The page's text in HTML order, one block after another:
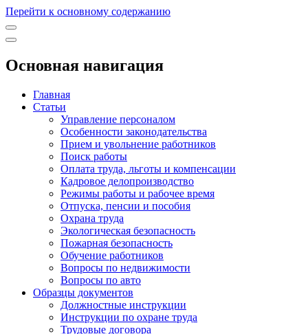
Перейти к основному содержанию
Основная навигация
Главная
Статьи
Управление персоналом
Особенности законодательства
Прием и увольнение работников
Поиск работы
Оплата труда, льготы и компенсации
Кадровое делопроизводство
Режимы работы и рабочее время
Отпуска, пенсии и пособия
Охрана труда
Экологическая безопасность
Пожарная безопасность
Обучение работников
Вопросы по недвижимости
Вопросы по авто
Образцы документов
Должностные инструкции
Инструкции по охране труда
Трудовые договора